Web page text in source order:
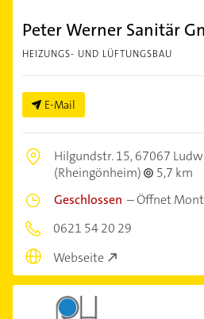
Peter Werner Sanitär
HEIZUNGS- UND LÜFTUNGSBAU
E-Mail
Hilgundstr. 15,67067
(Rheingönheim)
5,7 km
Geschlossen –Öffnet
0621 54 20 29
Webseite